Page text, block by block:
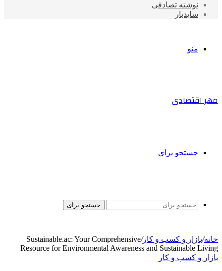
نوشته تصادفی
سایدبار
منو
مهر اقتصادی
جستجو برای
جستجو برای
خانه/بازار و کسب و کار/
Sustainable.ac: Your Comprehensive
Resource for Environmental Awareness and Sustainable Living
بازار و کسب و کار